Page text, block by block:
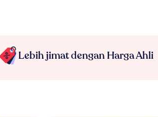
Lebih jimat dengan Harga Ahli